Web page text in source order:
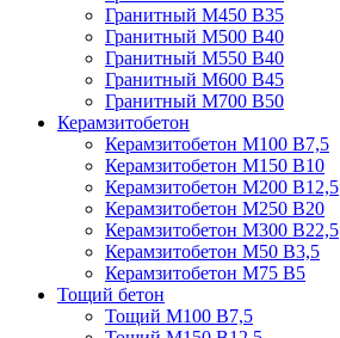
Гранитный М450 В35
Гранитный М500 В40
Гранитный М550 В40
Гранитный М600 В45
Гранитный М700 В50
Керамзитобетон
Керамзитобетон М100 В7,5
Керамзитобетон М150 В10
Керамзитобетон М200 В12,5
Керамзитобетон М250 В20
Керамзитобетон М300 В22,5
Керамзитобетон М50 В3,5
Керамзитобетон М75 В5
Тощий бетон
Тощий М100 В7,5